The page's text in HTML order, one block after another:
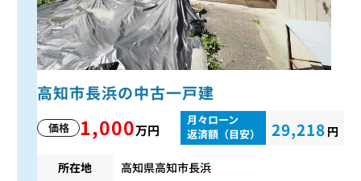
高知市長浜の中古一戸建
価格 1,000万円
月々ローン
返済額（目安）
29,218 円
所在地
高知県高知市長浜